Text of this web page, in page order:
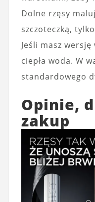
Dolne rzęsy
szczoteczką,
Jeśli masz
ciepła woda. W
standardowego
Opinie,
zakup